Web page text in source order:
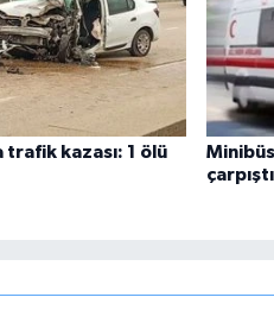
trafik kazası: 1 ölü